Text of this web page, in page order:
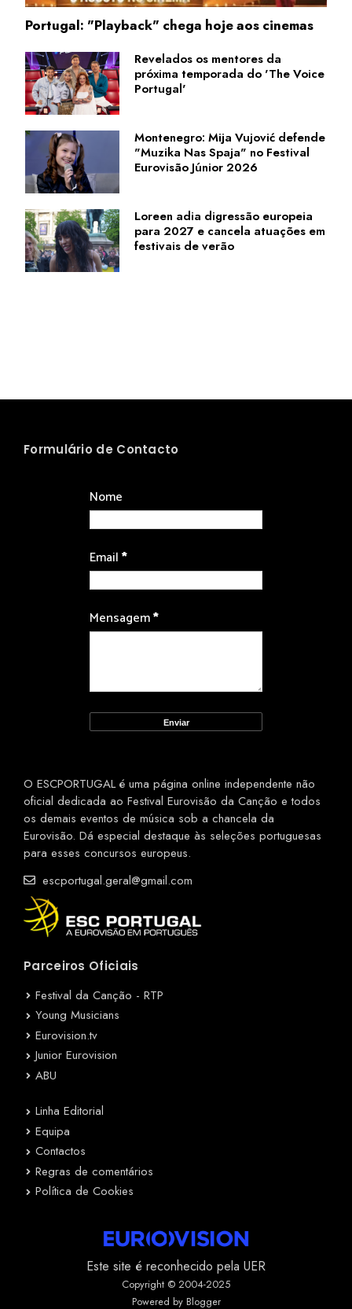
Portugal: "Playback" chega hoje aos cinemas
Revelados os mentores da
próxima temporada do 'The Voice
Portugal'
Montenegro: Mija Vujović defende
"Muzika Nas Spaja" no Festival
Eurovisão Júnior 2026
Loreen adia digressão europeia
para 2027 e cancela atuações em
festivais de verão
Formulário de Contacto
Nome
Email*
Mensagem*
O ESCPORTUGAL é uma página online independente não
oficial dedicada ao Festival Eurovisão da Canção e todos
os demais eventos de música sob a chancela da
Eurovisão. Dá especial destaque às seleções portuguesas
para esses concursos europeus.
escportugal.geral@gmail.com
Parceiros Oficiais
Festival da Canção - RTP
Young Musicians
Eurovision.tv
Junior Eurovision
ABU
Linha Editorial
Equipa
Contactos
Regras de comentários
Política de Cookies
Este site é reconhecido pela UER
Copyright © 2004-2025
Powered by Blogger